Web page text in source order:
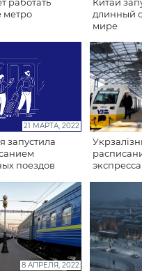
метро
длинный
мире
21 МАРТА, 2022
запустила
поездов
8 АПРЕЛЯ, 2022